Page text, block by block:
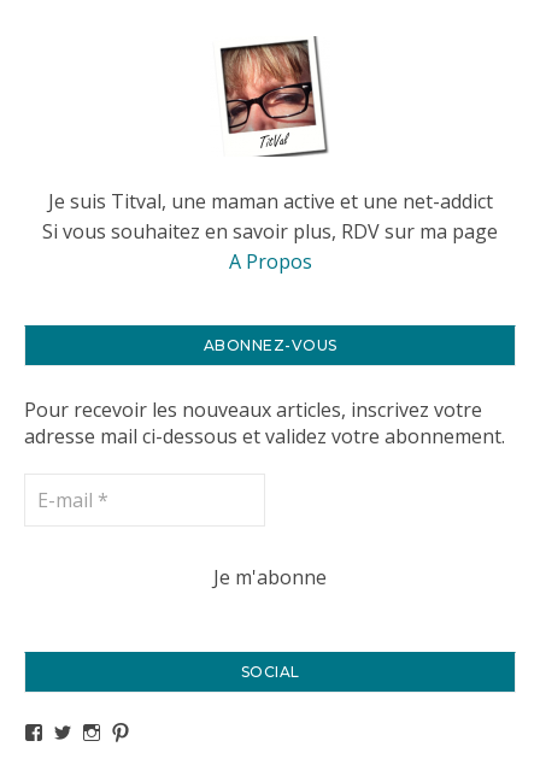
Je suis Titval, une maman active et une net-addict
Si vous souhaitez en savoir plus, RDV sur ma page
A Propos
ABONNEZ-VOUS
Pour recevoir les nouveaux articles, inscrivez votre
adresse mail ci-dessous et validez votre abonnement.
SOCIAL
Voir le profil de titval35 sur Facebook
Voir le profil de titval35 sur Twitter
Voir le profil de titval35 sur Instagram